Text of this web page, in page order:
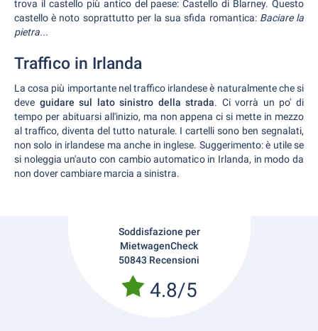
trova il castello più antico del paese: Castello di Blarney. Questo
castello è noto soprattutto per la sua sfida romantica: Baciare la
pietra...
Traffico in Irlanda
La cosa più importante nel traffico irlandese è naturalmente che si
deve guidare sul lato sinistro della strada. Ci vorrà un po' di
tempo per abituarsi all'inizio, ma non appena ci si mette in mezzo
al traffico, diventa del tutto naturale. I cartelli sono ben segnalati,
non solo in irlandese ma anche in inglese. Suggerimento: è utile se
si noleggia un'auto con cambio automatico in Irlanda, in modo da
non dover cambiare marcia a sinistra.
Soddisfazione per
MietwagenCheck
50843 Recensioni
4.8/5